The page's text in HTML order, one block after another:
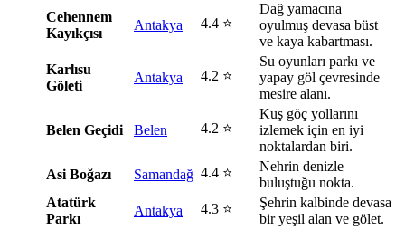
Cehennem
Kayıkçısı
Antakya 4.4 ⭐
Dağ yamacına
oyulmuş devasa büst
ve kaya kabartması.
Karlısu
Göleti
Antakya 4.2 ⭐
Su oyunları parkı ve
yapay göl çevresinde
mesire alanı.
Belen Geçidi Belen 4.2 ⭐
Kuş göç yollarını
izlemek için en iyi
noktalardan biri.
Asi Boğazı
Samandağ 4.4 ⭐
Nehrin denizle
buluştuğu nokta.
Atatürk
Parkı
Antakya 4.3 ⭐
Şehrin kalbinde devasa
bir yeşil alan ve gölet.